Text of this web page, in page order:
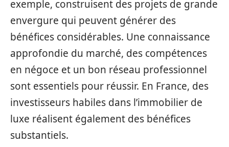
exemple, construisent des projets de grande
envergure qui peuvent générer des
bénéfices considérables. Une connaissance
approfondie du marché, des compétences
en négoce et un bon réseau professionnel
sont essentiels pour réussir. En France, des
investisseurs habiles dans l’immobilier de
luxe réalisent également des bénéfices
substantiels.